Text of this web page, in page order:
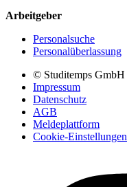
Arbeitgeber
Personalsuche
Personalüberlassung
© Studitemps GmbH
Impressum
Datenschutz
AGB
Meldeplattform
Cookie-Einstellungen